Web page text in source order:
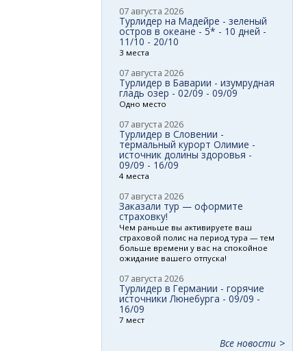
07 августа 2026
Турлидер на Мадейре - зеленый
остров в океане - 5* - 10 дней -
11/10 - 20/10
3 места
07 августа 2026
Турлидер в Баварии - изумрудная
гладь озер - 02/09 - 09/09
Одно место
07 августа 2026
Турлидер в Словении -
термальный курорт Олимие -
источник долины здоровья -
09/09 - 16/09
4 места
07 августа 2026
Заказали тур — оформите
страховку!
Чем раньше вы активируете ваш
страховой полис на период тура — тем
больше времени у вас на спокойное
ожидание вашего отпуска!
07 августа 2026
Турлидер в Германии - горячие
источники Люнебурга - 09/09 -
16/09
7 мест
Все новости